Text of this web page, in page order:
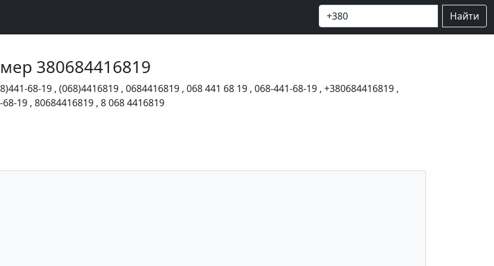
Найти
380684416819
68-19 , (068)4416819 , 0684416819 , 068 441 68 19 , 068-441-68-19 , +380684416819 ,
68-19 , 80684416819 , 8 068 4416819